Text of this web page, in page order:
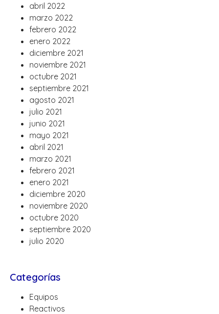
abril 2022
marzo 2022
febrero 2022
enero 2022
diciembre 2021
noviembre 2021
octubre 2021
septiembre 2021
agosto 2021
julio 2021
junio 2021
mayo 2021
abril 2021
marzo 2021
febrero 2021
enero 2021
diciembre 2020
noviembre 2020
octubre 2020
septiembre 2020
julio 2020
Categorías
Equipos
Reactivos